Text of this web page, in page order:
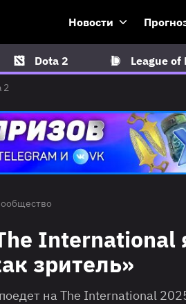
Новости
Dota 2 League of
2
International
зритель»
на The International